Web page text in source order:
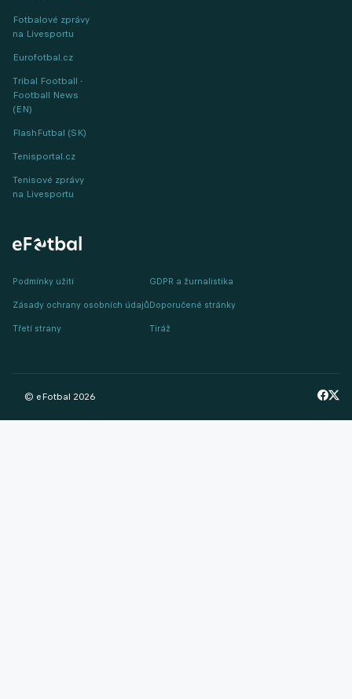
Fotbalové zprávy
na Livesportu
Eurofotbal.cz
Tribal Football -
Football News
(EN)
FlashFutbal (SK)
Tenisportal.cz
Tenisové zprávy
na Livesportu
Podmínky užití
Zásady ochrany osobních údajů
Třetí strany
GDPR a žurnalistika
Doporučené stránky
Tiráž
© eFotbal 2026